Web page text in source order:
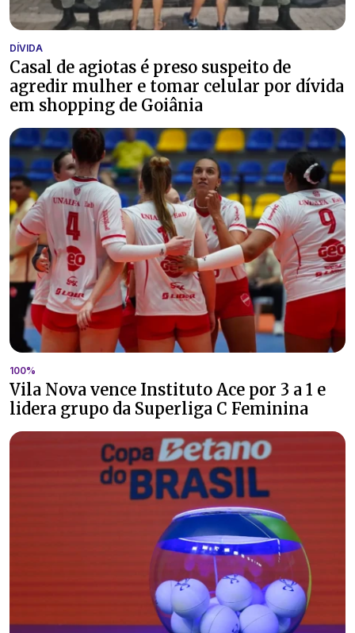
DÍVIDA
Casal de agiotas é preso suspeito de
agredir mulher e tomar celular por dívida
em shopping de Goiânia
100%
Vila Nova vence Instituto Ace por 3 a 1 e
lidera grupo da Superliga C Feminina